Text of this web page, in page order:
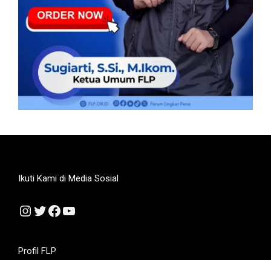
Ikuti Kami di Media Sosial
Instagram
Twitter
Facebook
YouTube
Profil FLP